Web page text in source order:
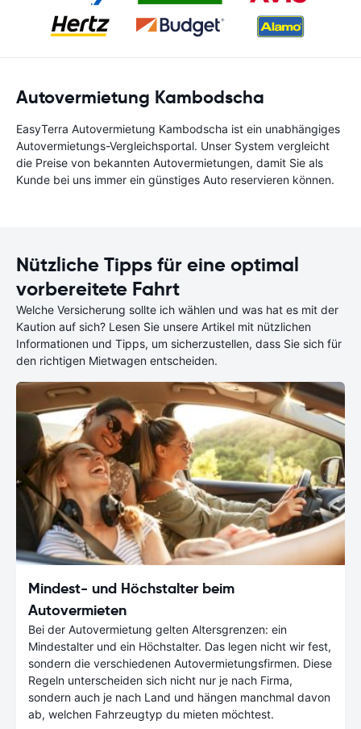
Autovermietung Kambodscha
EasyTerra Autovermietung Kambodscha ist ein unabhängiges
Autovermietungs-Vergleichsportal. Unser System vergleicht
die Preise von bekannten Autovermietungen, damit Sie als
Kunde bei uns immer ein günstiges Auto reservieren können.
Nützliche Tipps für eine optimal
vorbereitete Fahrt
Welche Versicherung sollte ich wählen und was hat es mit der
Kaution auf sich? Lesen Sie unsere Artikel mit nützlichen
Informationen und Tipps, um sicherzustellen, dass Sie sich für
den richtigen Mietwagen entscheiden.
Mindest- und Höchstalter beim
Autovermieten
Bei der Autovermietung gelten Altersgrenzen: ein
Mindestalter und ein Höchstalter. Das legen nicht wir fest,
sondern die verschiedenen Autovermietungsfirmen. Diese
Regeln unterscheiden sich nicht nur je nach Firma,
sondern auch je nach Land und hängen manchmal davon
ab, welchen Fahrzeugtyp du mieten möchtest.